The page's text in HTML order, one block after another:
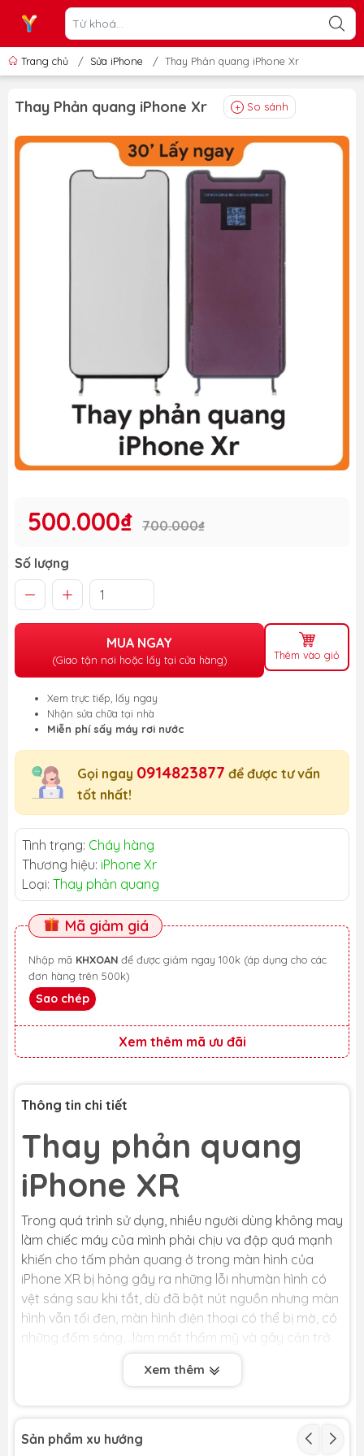
Trang chủ / Sửa iPhone / Thay Phản quang iPhone Xr
Thay Phản quang iPhone Xr So sánh
500.000₫ 700.000₫
Số lượng
MUA NGAY
(Giao tận nơi hoặc lấy tại cửa hàng) Thêm vào giỏ
Xem trực tiếp, lấy ngay
Nhận sửa chữa tại nhà
Miễn phí sấy máy rơi nước
Gọi ngay 0914823877 để được tư vấn
tốt nhất!
Tình trạng: Cháy hàng
Thương hiệu: iPhone Xr
Loại: Thay phản quang
Mã giảm giá
Nhập mã KHXOAN
đơn hàng trên 500k)
Sao chép
Xem thêm mã ưu đãi
Thông tin chi tiết
Thay phản quang
iPhone XR
Trong quá trình sử dụng, nhiều người dùng không may
làm chiếc máy của mình phải chịu va đập quá mạnh
khiến cho tấm phản quang ở trong màn hình của
iPhone XR bị hỏng gây ra những lỗi nhưmàn hình có
vệt sáng sau khi tắt, dù đã bật nút nguồn nhưng màn
hình vẫn tối đen, màn hình điện thoại có thể bị mờ, có
những đốm sáng,…làm mất thẩm mỹ và gây cản trở
cho quá trình trải nghiệm. Để khắc phục vấn đề này,
người dùng sẽ cầnthay tấm phản quang cho
Xem thêm
Sản phẩm xu hướng